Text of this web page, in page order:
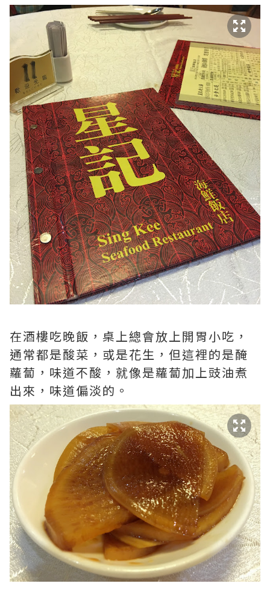
在酒樓吃晚飯，桌上總會放上開胃小吃，
通常都是酸菜，或是花生，但這裡的是醃
蘿蔔，味道不酸，就像是蘿蔔加上豉油煮
出來，味道偏淡的。